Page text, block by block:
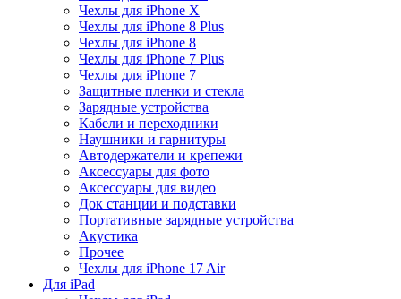
Чехлы для iPhone X
Чехлы для iPhone 8 Plus
Чехлы для iPhone 8
Чехлы для iPhone 7 Plus
Чехлы для iPhone 7
Защитные пленки и стекла
Зарядные устройства
Кабели и переходники
Наушники и гарнитуры
Автодержатели и крепежи
Аксессуары для фото
Аксессуары для видео
Док станции и подставки
Портативные зарядные устройства
Акустика
Прочее
Чехлы для iPhone 17 Air
Для iPad